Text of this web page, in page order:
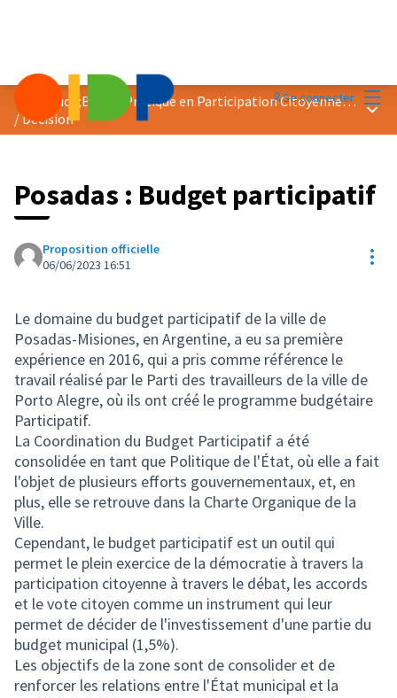
Se connecter
Prix &quot;Bonne Pratique en Participation Citoyenne&quot; 2023
/Décision
Posadas : Budget participatif
Proposition officielle
06/06/2023 16:51
Le domaine du budget participatif de la ville de
Posadas-Misiones, en Argentine, a eu sa première
expérience en 2016, qui a pris comme référence le
travail réalisé par le Parti des travailleurs de la ville de
Porto Alegre, où ils ont créé le programme budgétaire
Participatif.
La Coordination du Budget Participatif a été
consolidée en tant que Politique de l'État, où elle a fait
l'objet de plusieurs efforts gouvernementaux, et, en
plus, elle se retrouve dans la Charte Organique de la
Ville.
Cependant, le budget participatif est un outil qui
permet le plein exercice de la démocratie à travers la
participation citoyenne à travers le débat, les accords
et le vote citoyen comme un instrument qui leur
permet de décider de l'investissement d'une partie du
budget municipal (1,5%).
Les objectifs de la zone sont de consolider et de
renforcer les relations entre l'État municipal et la